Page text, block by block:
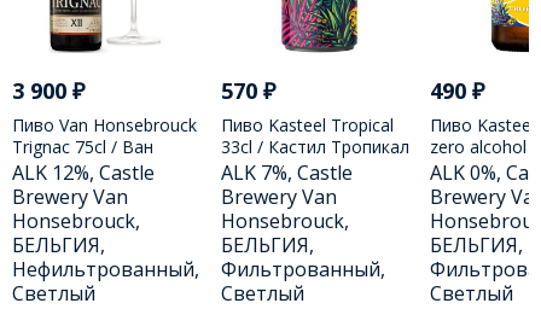
3 900 ₽
Пиво Van Honsebrouck
Trignac 75cl / Ван
Хансенброк Треньяк
750 МЛ
ALK 12%, Castle
Brewery Van
Honsebrouck,
БЕЛЬГИЯ,
Нефильтрованный,
Светлый
570 ₽
Пиво Kasteel Tropical
33cl / Кастил Тропикал
- ЖБ 330 МЛ
ALK 7%, Castle
Brewery Van
Honsebrouck,
БЕЛЬГИЯ,
Фильтрованный,
Светлый
490 ₽
Пиво Kasteel
zero alcohol
Кастил
МЛ
ALK 0%,
Brewery
БЕЛЬГИЯ,
Светлый